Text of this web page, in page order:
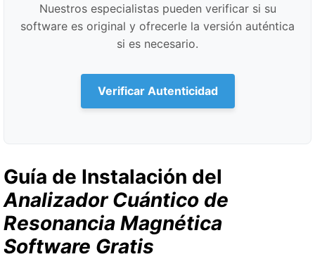
Nuestros especialistas pueden verificar si su
software es original y ofrecerle la versión auténtica
si es necesario.
Verificar Autenticidad
Guía de Instalación del
Analizador Cuántico de
Resonancia Magnética
Software Gratis